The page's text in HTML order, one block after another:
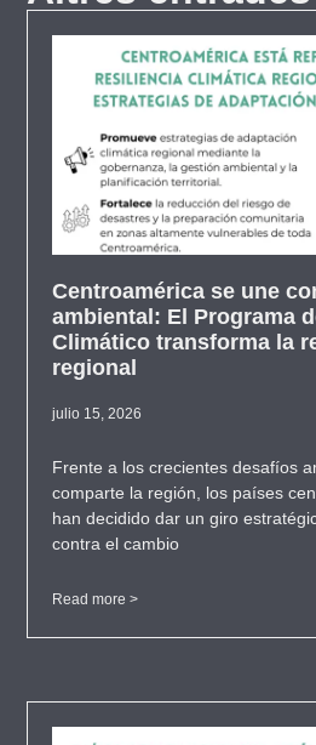
Centroamérica se une
ambiental: El Programa
Climático transforma la
regional
julio 15, 2026
Frente a los crecientes desafíos
comparte la región, los países
han decidido dar un giro
contra el cambio
Read more >